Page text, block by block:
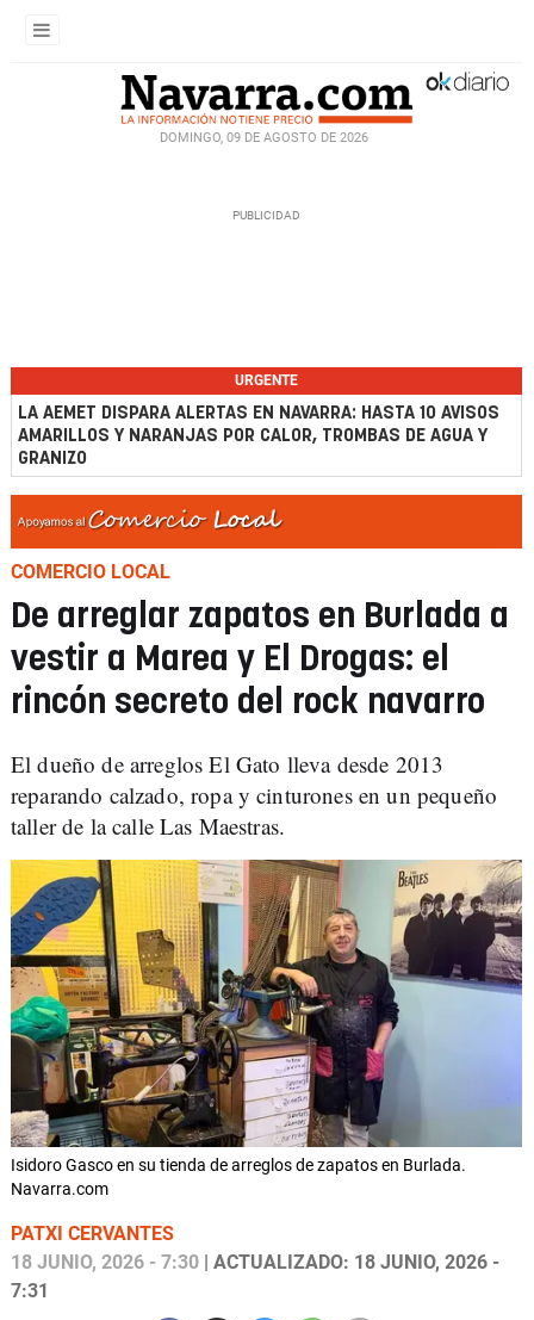
DOMINGO, 09 DE AGOSTO DE 2026
URGENTE
LA AEMET DISPARA ALERTAS EN NAVARRA: HASTA 10 AVISOS
AMARILLOS Y NARANJAS POR CALOR, TROMBAS DE AGUA Y
GRANIZO
COMERCIO LOCAL
De arreglar zapatos en Burlada a
vestir a Marea y El Drogas: el
rincón secreto del rock navarro
El dueño de arreglos El Gato lleva desde 2013
reparando calzado, ropa y cinturones en un pequeño
taller de la calle Las Maestras.
Isidoro Gasco en su tienda de arreglos de zapatos en Burlada.
Navarra.com
PATXI CERVANTES
18 JUNIO, 2026 - 7:30 | ACTUALIZADO: 18 JUNIO, 2026 -
7:31